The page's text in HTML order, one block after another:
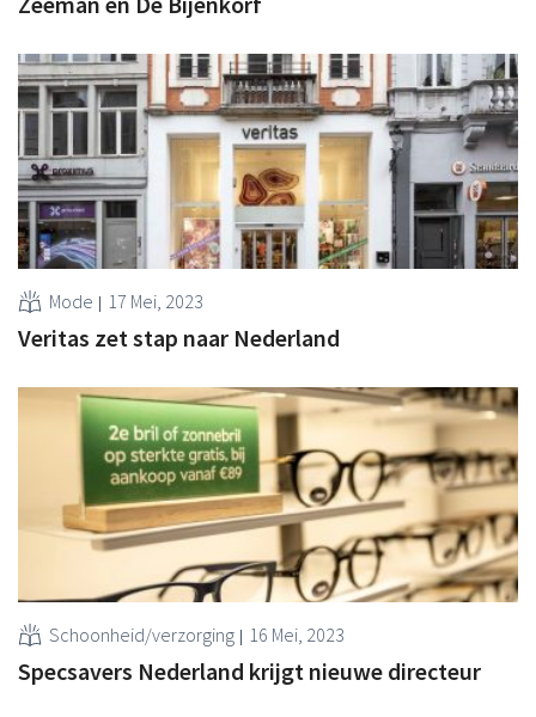
Mode 17 Mei, 2023
Veritas zet stap naar Nederland
Schoonheid/verzorging 16 Mei, 2023
Specsavers Nederland krijgt nieuwe directeur